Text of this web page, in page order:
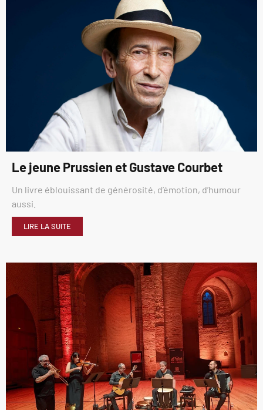
Le jeune Prussien et Gustave Courbet
Un livre éblouissant de générosité, d’émotion, d’humour
aussi.
LIRE LA SUITE